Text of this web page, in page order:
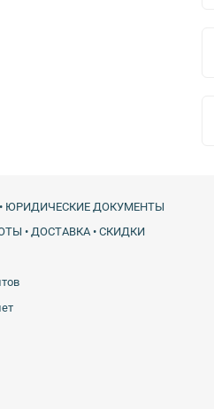
ЮРИДИЧЕСКИЕ ДОКУМЕНТЫ
• ДОСТАВКА • СКИДКИ